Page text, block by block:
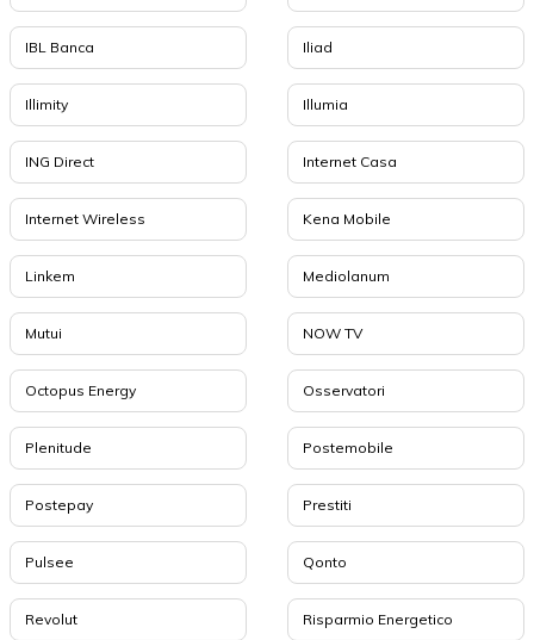
IBL Banca Iliad
Illimity Illumia
ING Direct Internet Casa
Internet Wireless Kena Mobile
Linkem Mediolanum
Mutui NOW TV
Octopus Energy Osservatori
Plenitude Postemobile
Postepay Prestiti
Pulsee Qonto
Revolut Risparmio Energetico